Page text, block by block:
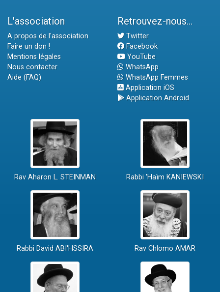
L'association
A propos de l'association
Faire un don !
Mentions légales
Nous contacter
Aide (FAQ)
Retrouvez-nous...
Twitter
Facebook
YouTube
WhatsApp
WhatsApp Femmes
Application iOS
Application Android
Rav Aharon L. STEINMAN Rabbi 'Haïm KANIEWSKI
Rabbi David ABI'HSSIRA Rav Chlomo AMAR